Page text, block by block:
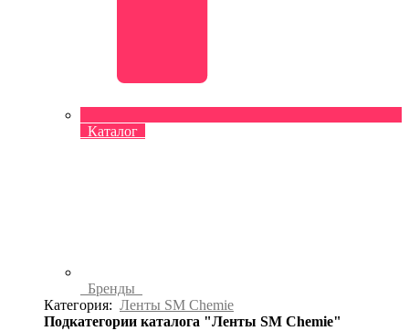
Каталог
Бренды
Категория: Ленты SM Chemie
Подкатегории каталога "Ленты SM Chemie"